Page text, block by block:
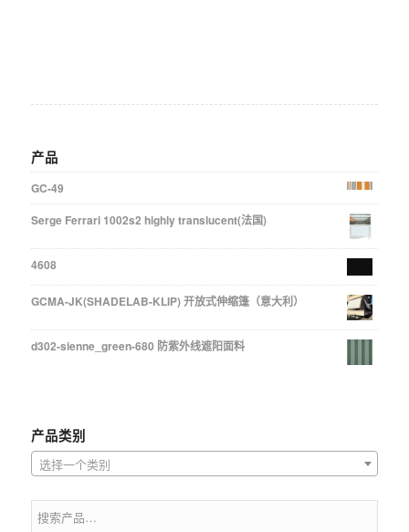
产品
GC-49
Serge Ferrari 1002s2 highly translucent(法国)
4608
GCMA-JK(SHADELAB-KLIP) 开放式伸缩篷（意大利）
d302-sienne_green-680 防紫外线遮阳面料
产品类别
选择一个类别